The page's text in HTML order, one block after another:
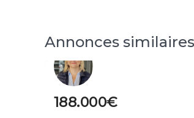
Annonces
188.000€